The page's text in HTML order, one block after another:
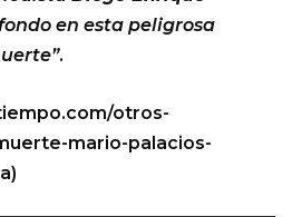
en esta peligrosa
.
otros-
mario-palacios-